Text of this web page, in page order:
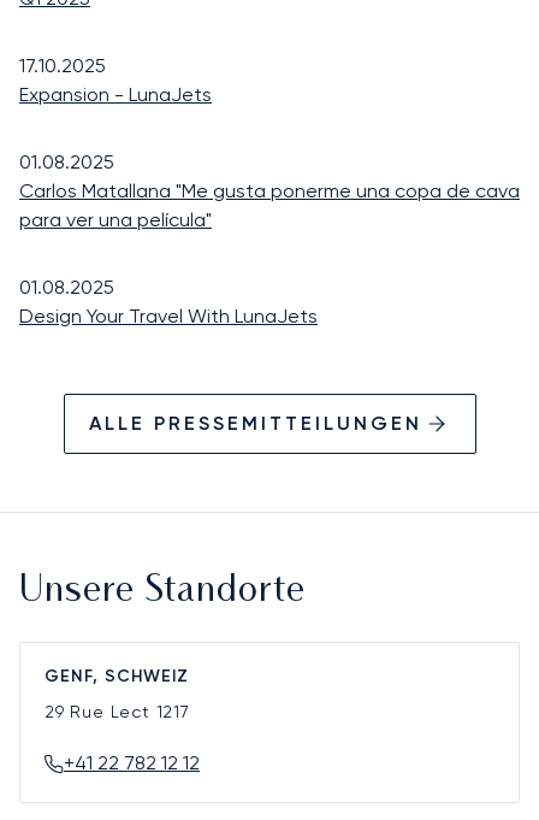
17.10.2025
Expansion - LunaJets
01.08.2025
Carlos Matallana "Me gusta ponerme una copa de cava
para ver una película"
01.08.2025
Design Your Travel With LunaJets
ALLE PRESSEMITTEILUNGEN
Unsere Standorte
GENF, SCHWEIZ
29 Rue Lect 1217
+41 22 782 12 12